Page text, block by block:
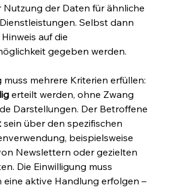
Nutzung der Daten für ähnliche
Selbst dann
auf die
gegeben werden.
muss mehrere Kriterien erfüllen:
erteilt werden, ohne Zwang
Darstellungen. Der Betroffene
sein über den spezifischen
beispielsweise
Newslettern oder gezielten
Die Einwilligung muss
eine aktive Handlung erfolgen –